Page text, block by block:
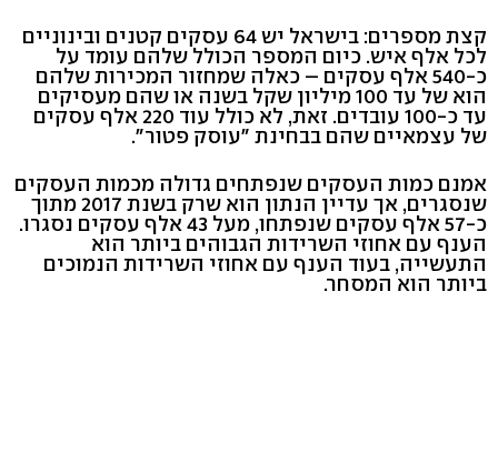
קצת מספרים: בישראל יש 64 עסקים קטנים ובינוניים
לכל אלף איש. כיום המספר הכולל שלהם עומד על
כ-540 אלף עסקים – כאלה שמחזור המכירות שלהם
הוא של עד 100 מיליון שקל בשנה או שהם מעסיקים
עד כ-100 עובדים. זאת, לא כולל עוד 220 אלף עסקים
של עצמאיים שהם בבחינת "עוסק פטור".
אמנם כמות העסקים שנפתחים גדולה מכמות העסקים
שנסגרים, אך עדיין הנתון הוא שרק בשנת 2017 מתוך
כ-57 אלף עסקים שנפתחו, מעל 43 אלף עסקים נסגרו.
הענף עם אחוזי השרידות הגבוהים ביותר הוא
התעשייה, בעוד הענף עם אחוזי השרידות הנמוכים
ביותר הוא המסחר.